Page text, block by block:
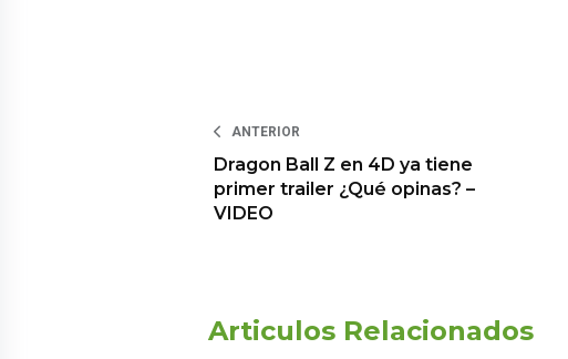
ANTERIOR
Dragon Ball Z en 4D ya tiene
primer trailer ¿Qué opinas? –
VIDEO
Articulos Relacionados